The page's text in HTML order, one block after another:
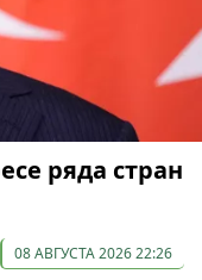
ряда стран
08 АВГУСТА 2026 22:26